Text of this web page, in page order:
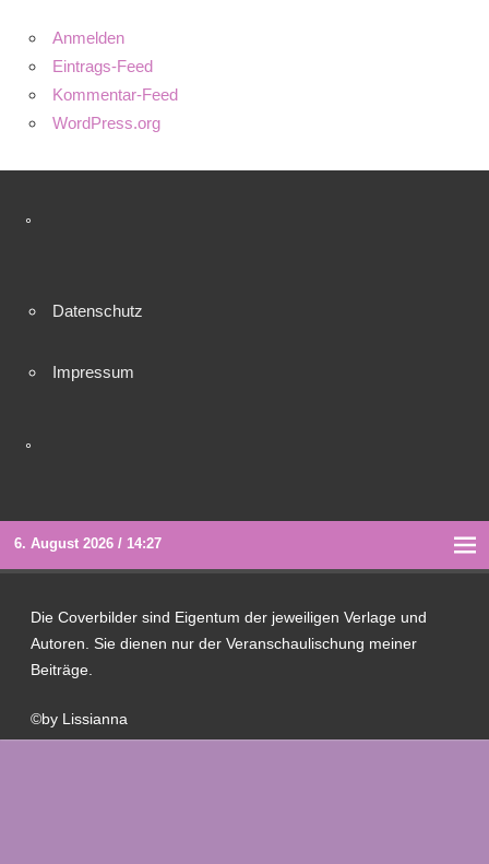
Anmelden
Eintrags-Feed
Kommentar-Feed
WordPress.org
°
Datenschutz
Impressum
°
6. August 2026 / 14:27
Die Coverbilder sind Eigentum der jeweiligen Verlage und
Autoren. Sie dienen nur der Veranschaulischung meiner
Beiträge.
©by Lissianna